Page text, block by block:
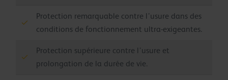
Protection remarquable contre l’usure dans des
conditions de fonctionnement ultra-exigeantes.
Protection supérieure contre l’usure et
prolongation de la durée de vie.